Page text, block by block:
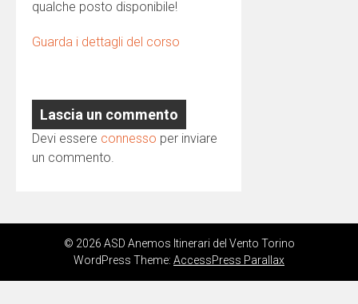
qualche posto disponibile!
Guarda i dettagli del corso
Lascia un commento
Devi essere connesso per inviare
un commento.
© 2026 ASD Anemos Itinerari del Vento Torino
WordPress Theme: AccessPress Parallax